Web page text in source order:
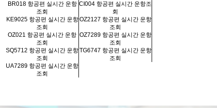
BR018 항공편 실시간 운항
조회
CI004 항공편 실시간 운항조
회
KE9025 항공편 실시간 운항
조회
OZ2127 항공편 실시간 운항
조회
OZ021 항공편 실시간 운항
조회
OZ7289 항공편 실시간 운항
조회
SQ5712 항공편 실시간 운항
조회
TG6747 항공편 실시간 운항
조회
UA7289 항공편 실시간 운항
조회